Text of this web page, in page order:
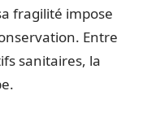
fragilité impose
Entre
sanitaires, la